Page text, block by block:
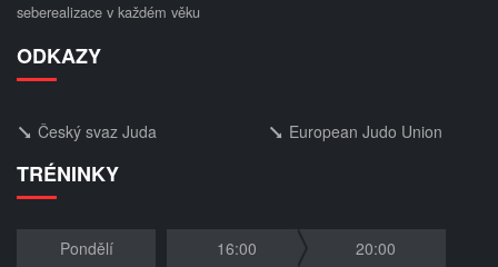
seberealizace v každém věku
ODKAZY
Český svaz Juda European Judo Union
TRÉNINKY
Pondělí 16:00 20:00